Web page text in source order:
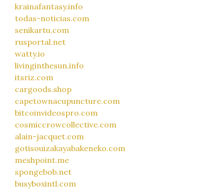
krainafantasy.info
todas-noticias.com
senikartu.com
rusportal.net
watty.io
livinginthesun.info
itsriz.com
cargoods.shop
capetownacupuncture.com
bitcoinvideospro.com
cosmiccrowcollective.com
alain-jacquet.com
gotisouizakayabakeneko.com
meshpoint.me
spongebob.net
busyboxintl.com